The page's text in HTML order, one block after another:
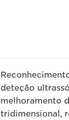
deteção
melhoramento
tridimensional,